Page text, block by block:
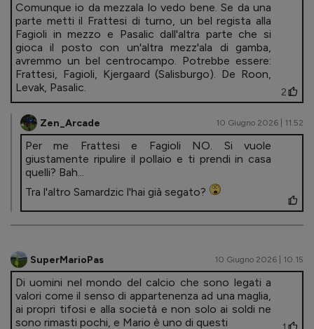
Comunque io da mezzala lo vedo bene. Se da una
parte metti il Frattesi di turno, un bel regista alla
Fagioli in mezzo e Pasalic dall'altra parte che si
gioca il posto con un'altra mezz'ala di gamba,
avremmo un bel centrocampo. Potrebbe essere:
Frattesi, Fagioli, Kjergaard (Salisburgo). De Roon,
Levak, Pasalic.
2
Zen_Arcade 10 Giugno 2026 | 11.52
Per me Frattesi e Fagioli NO. Si vuole
giustamente ripulire il pollaio e ti prendi in casa
quelli? Bah...
Tra l'altro Samardzic l'hai già segato?
SuperMarioPas 10 Giugno 2026 | 10.15
Di uomini nel mondo del calcio che sono legati a
valori come il senso di appartenenza ad una maglia,
ai propri tifosi e alla società e non solo ai soldi ne
sono rimasti pochi, e Mario è uno di questi